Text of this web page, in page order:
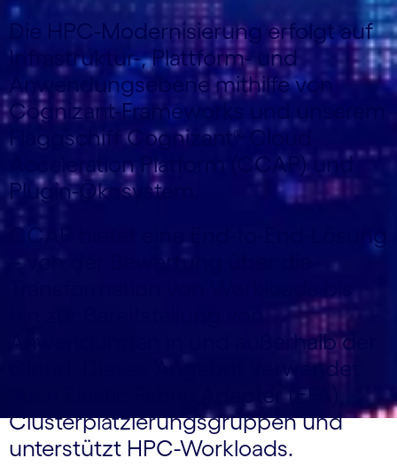
Die HPC-Modernisierung erfolgt auf
Infrastruktur-, Plattform- und
Anwendungs­ebene mithilfe von
Cognizant-Frameworks und unserem
Flaggschiff Cognizant® Cloud
Acceleration Platform (CCAP) und
Plugin-Ökosystem.
CCAP bietet eine End-to-End-Lösung
– von der Bewertung über die
Anwendungen in und außerhalb der
Cloud. Dieses Angebot verwendet
auch Elastic Fabric Adapter (EFA),
Clusterplatzierungsgruppen und
unterstützt HPC-Workloads.